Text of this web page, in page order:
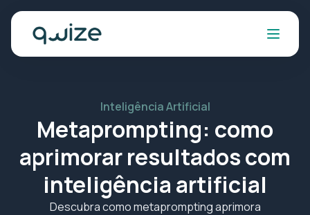
Inteligência Artificial
Metaprompting: como
aprimorar resultados com
inteligência artificial
Descubra como metaprompting aprimora